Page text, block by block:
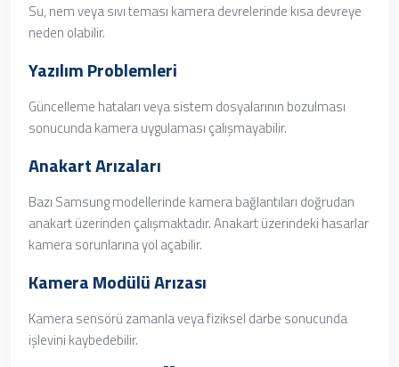
Su, nem veya sıvı teması kamera devrelerinde kısa devreye
neden olabilir.
Yazılım Problemleri
Güncelleme hataları veya sistem dosyalarının bozulması
sonucunda kamera uygulaması çalışmayabilir.
Anakart Arızaları
Bazı Samsung modellerinde kamera bağlantıları doğrudan
anakart üzerinden çalışmaktadır. Anakart üzerindeki hasarlar
kamera sorunlarına yol açabilir.
Kamera Modülü Arızası
Kamera sensörü zamanla veya fiziksel darbe sonucunda
işlevini kaybedebilir.